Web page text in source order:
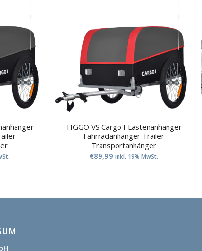
TIGGO VS Cargo I Lastenanhänger
Fahrradanhänger Trailer
Transportanhänger
€89,99 inkl. 19% MwSt.